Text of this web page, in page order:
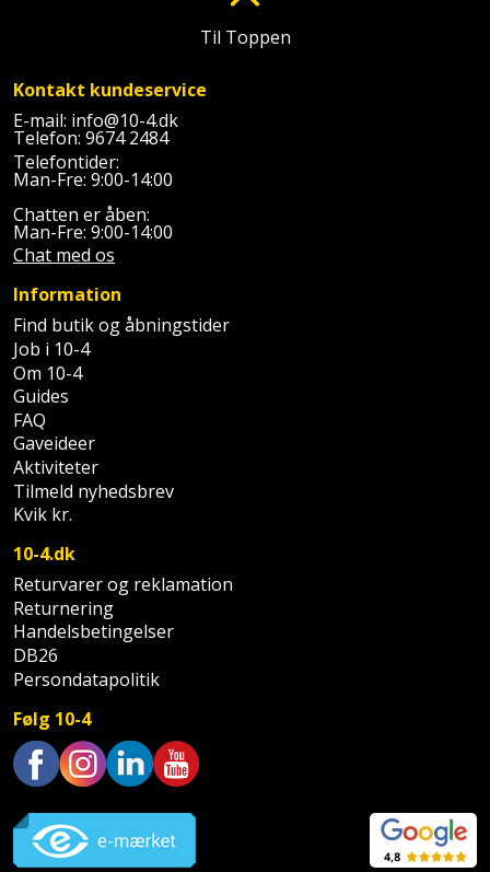
og
grus
Skruer,
bolte
og
møtrikker
Skunklem
Søm
Sternbeklædning
Tag
og
tagplader
Terrassebrædder
Terrasseopklodsning
Tråd
byggeri
Træ
Vinduer
Mejsel
Murerværktøj
Nedstryger
Nøgleværktøj
Økse
Oliekande
Palleløfter
Polsøger
Profilsaks
Reb
og
snor
Renseservietter
og
wipes
Sækkelukker
Saks
Gipsskruemaskine
Girafsliber
Girafsliber
tilbehør
Høvl
Industristøvsuger
Kantfræser
Kantlimer
Kantlimertilbehør
Kap-
og
geringssav
Kerneboremaskine
Klammepistol
Klippeværktøj
Kombokit
Havepleje
Haveredskaber
Haveslange
og
tilbehør
Havetilbehør
Hegn
Højbede
Højtaler
Hylder
Jagt
og
fritid
Jul
Kaffe
Klæbesøm
Køkkenudstyr
Til Toppen
Kontakt kundeservice
E-mail: info@10-4.dk
Telefon: 9674 2484
Telefontider:
Man-Fre: 9:00-14:00
Chatten er åben:
Man-Fre: 9:00-14:00
Chat med os
Information
Find butik og åbningstider
Job i 10-4
Om 10-4
Guides
FAQ
Gaveideer
Aktiviteter
Tilmeld nyhedsbrev
Kvik kr.
10-4.dk
Returvarer og reklamation
Returnering
Handelsbetingelser
DB26
Persondatapolitik
Følg 10-4